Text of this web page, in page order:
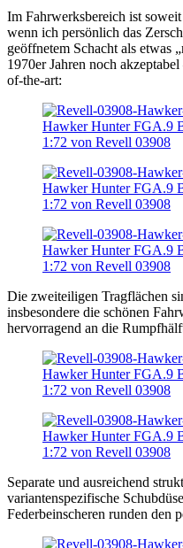
Im Fahrwerksbereich ist
wenn ich persönlich das
geöffnetem Schacht als etwas
1970er Jahren noch
of-the-art:
Die zweiteiligen Tragflächen
insbesondere die schönen
hervorragend an die
Separate und ausreichend
variantenspezifische
Federbeinscheren runden den